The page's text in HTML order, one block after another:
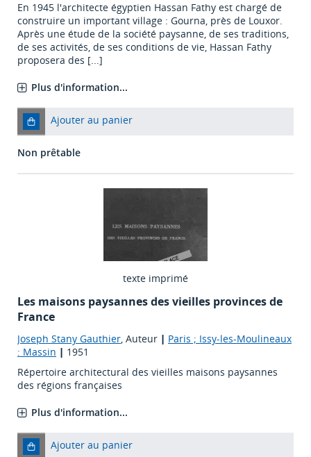
En 1945 l'architecte égyptien Hassan Fathy est chargé de
construire un important village : Gourna, près de Louxor.
Après une étude de la société paysanne, de ses traditions,
de ses activités, de ses conditions de vie, Hassan Fathy
proposera des [...]
Plus d'information...
Ajouter au panier
Non prêtable
texte imprimé
Les maisons paysannes des vieilles provinces de
France
Joseph Stany Gauthier, Auteur | Paris ; Issy-les-Moulineaux
: Massin | 1951
Répertoire architectural des vieilles maisons paysannes
des régions françaises
Plus d'information...
Ajouter au panier